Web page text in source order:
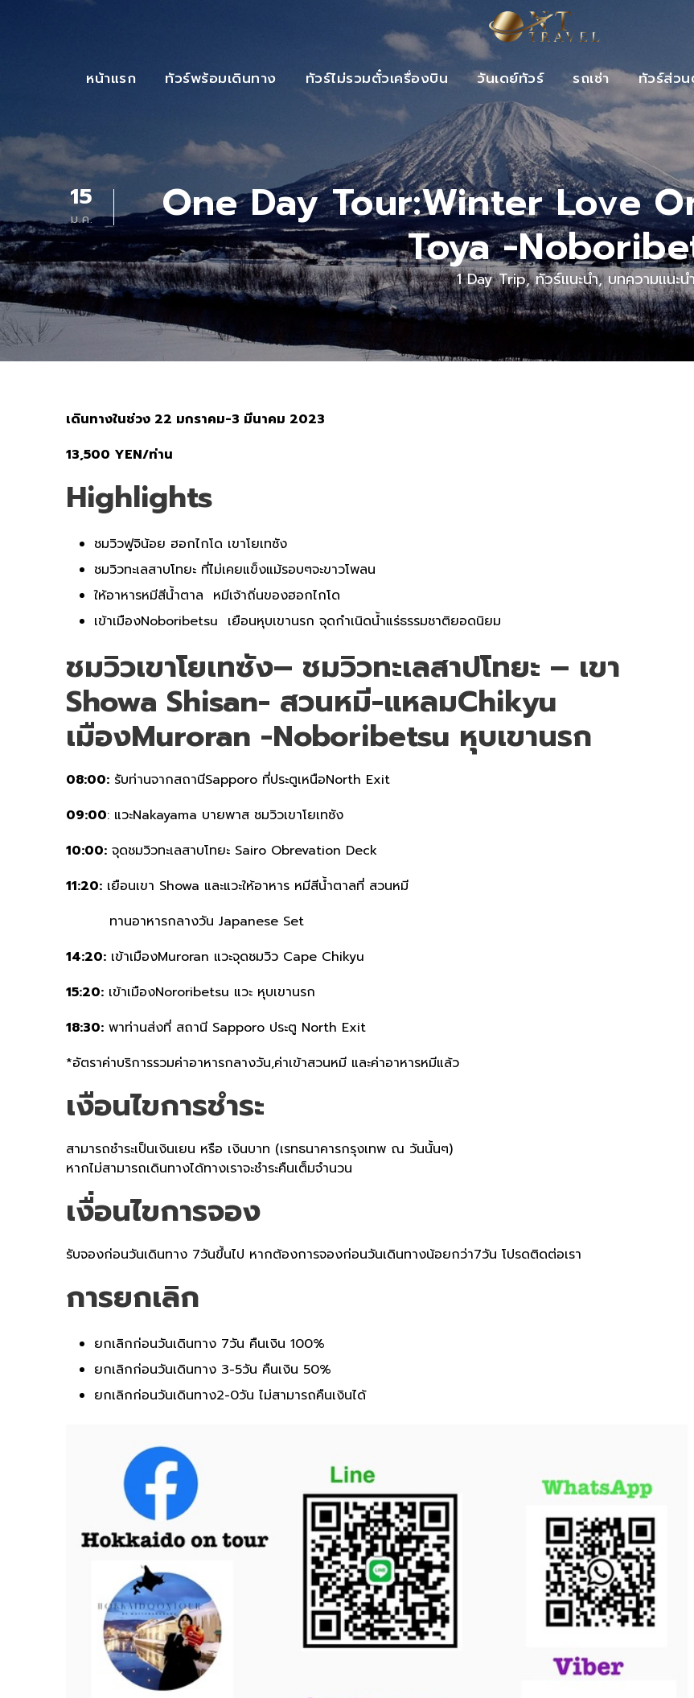
หน้าแรก ทัวร์พร้อมเดินทาง ทัวร์ไม่รวมตั๋วเครื่องบิน วันเดย์ทัวร์ รถเช่า ทัวร์ส่ว
15
ม.ค.
1 Day Trip, ทัวร์แนะนำ, บทความแนะน
One Day Tour:Winter Love
Toya -
เดินทางในช่วง 22 มกราคม-3 มีนาคม 2023
13,500 YEN/ท่าน
Highlights
ชมวิวฟูจิน้อย ฮอกไกโด เขาโยเทซัง
ชมวิวทะเลสาบโทยะ ที่ไม่เคยแข็งแม้รอบๆจะขาวโพลน
ให้อาหารหมีสีน้ำตาล หมีเจ้าถิ่นของฮอกไกโด
เข้าเมืองNoboribetsu เยือนหุบเขานรก จุดกำเนิดน้ำแร่ธรรมชาติยอดนิยม
ชมวิวเขาโยเทซัง– ชมวิวทะเลสาปโทยะ – เขา
Showa Shisan- สวนหมี-แหลมChikyu
เมืองMuroran -Noboribetsu หุบเขานรก
08:00: รับท่านจากสถานีSapporo ที่ประตูเหนือNorth Exit
09:00: แวะNakayama บายพาส ชมวิวเขาโยเทซัง
10:00: จุดชมวิวทะเลสาบโทยะ Sairo Obrevation Deck
11:20: เยือนเขา Showa และแวะให้อาหาร หมีสีน้ำตาลที่ สวนหมี
ทานอาหารกลางวัน Japanese Set
14:20: เข้าเมืองMuroran แวะจุดชมวิว Cape Chikyu
15:20: เข้าเมืองNororibetsu แวะ หุบเขานรก
18:30: พาท่านส่งที่ สถานี Sapporo ประตู North Exit
*อัตราค่าบริการรวมค่าอาหารกลางวัน,ค่าเข้าสวนหมี และค่าอาหารหมีแล้ว
เงือนไขการชำระ
สามารถชำระเป็นเงินเยน หรือ เงินบาท (เรทธนาคารกรุงเทพ ณ วันนั้นๆ)
หากไม่สามารถเดินทางได้ทางเราจะชำระคืนเต็มจำนวน
เงื่อนไขการจอง
รับจองก่อนวันเดินทาง 7วันขึ้นไป หากต้องการจองก่อนวันเดินทางน้อยกว่า7วัน โปรดติดต่อเรา
การยกเลิก
ยกเลิกก่อนวันเดินทาง 7วัน คืนเงิน 100%
ยกเลิกก่อนวันเดินทาง 3-5วัน คืนเงิน 50%
ยกเลิกก่อนวันเดินทาง2-0วัน ไม่สามารถคืนเงินได้